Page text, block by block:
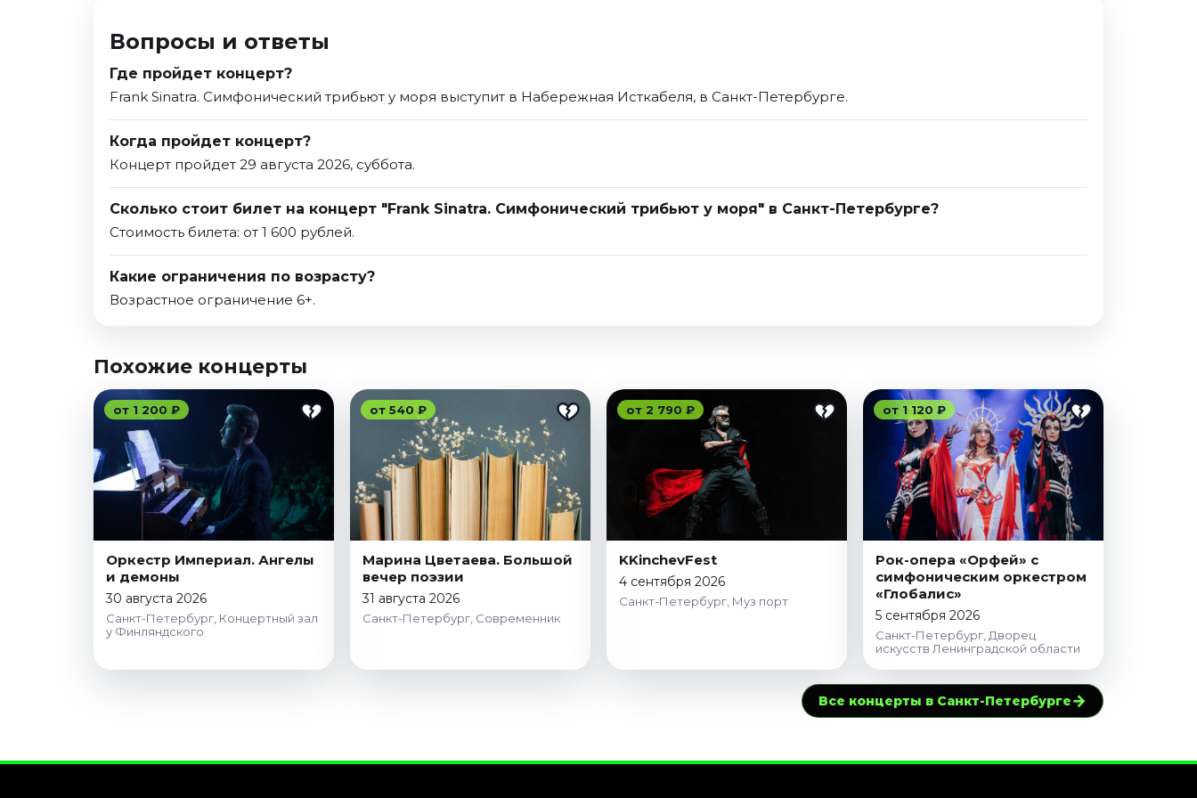
Вопросы и ответы
Где пройдет концерт?
Frank Sinatra. Симфонический трибьют у моря выступит в Набережная Исткабеля, в Санкт-Петербурге.
Когда пройдет концерт?
Концерт пройдет 29 августа 2026, суббота.
Сколько стоит билет на концерт "Frank Sinatra. Симфонический трибьют у моря" в Санкт-Петербурге?
Стоимость билета: от 1 600 рублей.
Какие ограничения по возрасту?
Возрастное ограничение 6+.
Похожие концерты
от 1 200 ₽
Оркестр Империал. Ангелы
и демоны
30 августа 2026
Санкт-Петербург, Концертный зал
у Финляндского
от 540 ₽
Марина Цветаева. Большой
вечер поэзии
31 августа 2026
Санкт-Петербург, Современник
от 2 790 ₽
KKinchevFest
4 сентября 2026
Санкт-Петербург, Муз порт
от 1 120 ₽
Рок-опера «Орфей» с
симфоническим оркестром
«Глобалис»
5 сентября 2026
Санкт-Петербург, Дворец
искусств Ленинградской области
Все концерты в Санкт-Петербурге→